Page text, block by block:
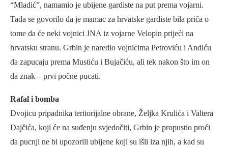
“Mladić”, namamio je ubijene gardiste na put prema vojarni.
Tada se govorilo da je mamac za hrvatske gardiste bila priča o
tome da će neki vojnici JNA iz vojarne Velopin prijeći na
hrvatsku stranu. Grbin je naredio vojnicima Petroviću i Andiću
da zapucaju prema Mustiću i Bujačiću, ali tek nakon što im on
da znak – prvi počne pucati.
Rafal i bomba
Dvojicu pripadnika teritorijalne obrane, Željka Krulića i Valtera
Dajčića, koji će na suđenju svjedočiti, Grbin je propustio proći
da pucnji ne bi upozorili ubijene koji su išli iza njih, a kad su